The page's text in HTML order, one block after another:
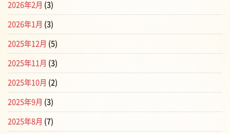
2026年2月 (3)
2026年1月 (3)
2025年12月 (5)
2025年11月 (3)
2025年10月 (2)
2025年9月 (3)
2025年8月 (7)